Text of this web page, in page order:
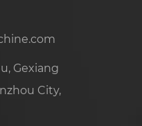
Gexiang
City,